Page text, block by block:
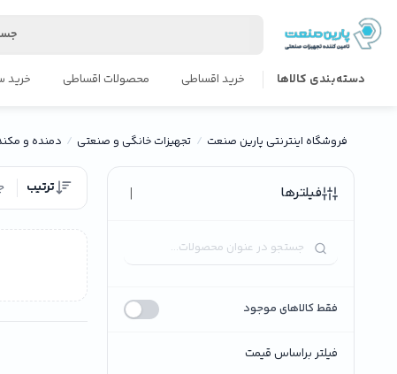
دسته‌بندی کالاها خرید اقساطی محصولات اقساطی خرید
فروشگاه اینترنتی پارین صنعت تجهیزات خانگی و صنعتی دمنده و
فیلترها |
فقط کالاهای موجود
فیلتر براساس قیمت
ترتیب